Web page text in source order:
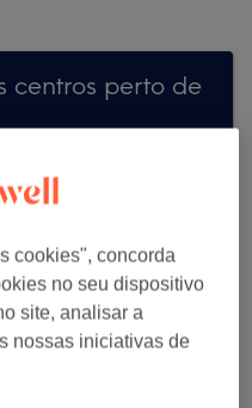
centros perto de
cookies", concorda
no seu dispositivo
site, analisar a
nossas iniciativas de